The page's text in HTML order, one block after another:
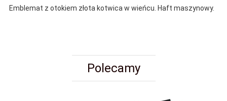
Emblemat z otokiem złota kotwica w wieńcu. Haft maszynowy.
Polecamy